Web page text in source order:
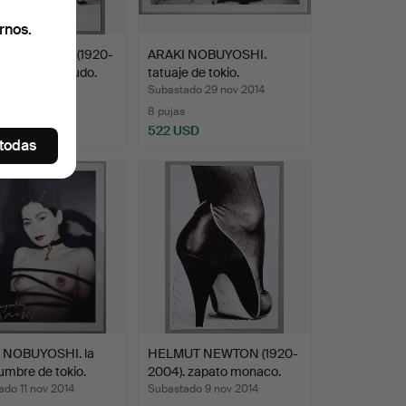
NEWTON (1920-
el gran desnudo.
ARAKI NOBUYOSHI.
tatuaje de tokio.
Subastado 29 nov 2014
8 pujas
522 USD
la
de tokio.
11 nov 2014
HELMUT NEWTON (1920-
2004). zapato monaco.
Subastado 9 nov 2014